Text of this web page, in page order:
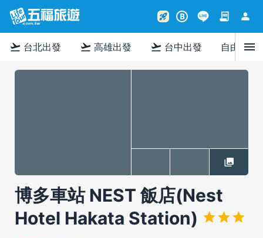
rocket_launch B contract person
flight_takeoff 台北出發 flight_takeoff 高雄出發 flight_takeoff 台中出發 自由行menu
博多車站 NEST 飯店(Nest
Hotel Hakata Station)